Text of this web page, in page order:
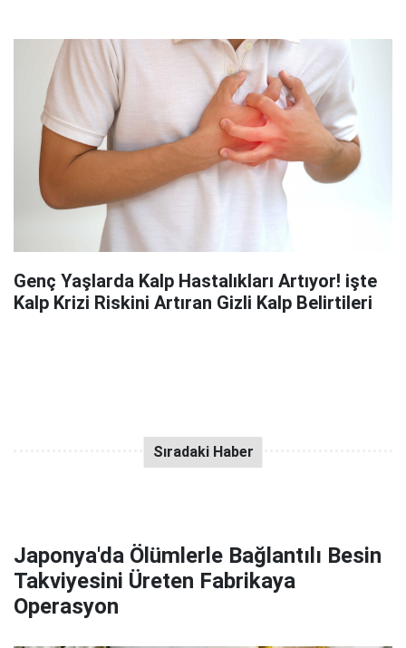
Genç Yaşlarda Kalp Hastalıkları Artıyor! işte
Kalp Krizi Riskini Artıran Gizli Kalp Belirtileri
Japonya'da Ölümlerle Bağlantılı Besin
Takviyesini Üreten Fabrikaya
Operasyon